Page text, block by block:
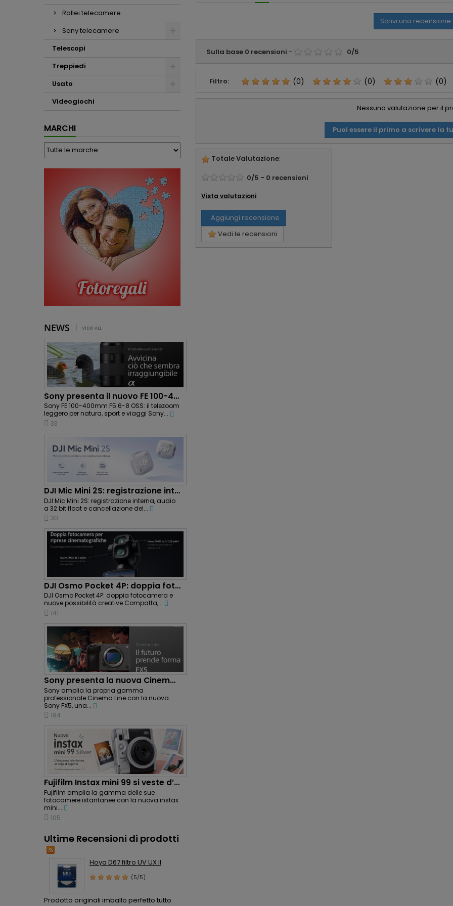
Rollei telecamere
Sony telecamere
Telescopi
Treppiedi
Usato
Videogiochi
MARCHI
NEWS VIEW ALL
Sony presenta il nuovo FE 100-400mm F5.6-8 OSS:...
Sony FE 100-400mm F5.6-8 OSS: il telezoom
leggero per natura, sport e viaggi Sony...
33
DJI Mic Mini 2S: registrazione interna e...
DJI Mic Mini 2S: registrazione interna, audio
a 32 bit float e cancellazione del...
30
DJI Osmo Pocket 4P: doppia fotocamera e riprese...
DJI Osmo Pocket 4P: doppia fotocamera e
nuove possibilità creative Compatta,...
141
Sony presenta la nuova Cinema Line FX5: potenza...
Sony amplia la propria gamma
professionale Cinema Line con la nuova
Sony FX5, una...
194
Fujifilm Instax mini 99 si veste d’argento:...
Fujifilm amplia la gamma delle sue
fotocamere istantanee con la nuova instax
mini...
105
Ultime Recensioni di prodotti
Hoya D67 filtro UV UX II
(5/5)
Prodotto originali imballo perfetto tutto
soddisfatto e
consulenza che mi
Affabilità e
che altro !!!
Scrivi una recensione
Sulla base 0 recensioni - 0/5
Filtro: (0) (0) (0)
Nessuna valutazione per il
Puoi essere il primo a scrivere la
Totale Valutazione:
0/5 - 0 recensioni
Vista valutazioni
Aggiungi recensione
Vedi le recensioni